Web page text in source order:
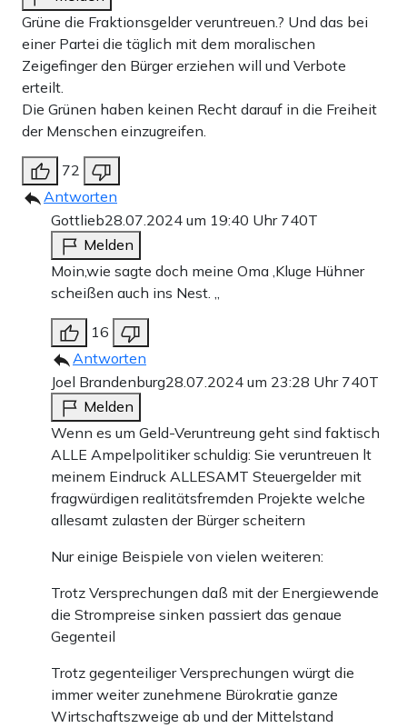
Grüne die Fraktionsgelder veruntreuen.? Und das bei
einer Partei die täglich mit dem moralischen
Zeigefinger den Bürger erziehen will und Verbote
erteilt.
Die Grünen haben keinen Recht darauf in die Freiheit
der Menschen einzugreifen.
72
Antworten
Gottlieb28.07.2024 um 19:40 Uhr 740T
Melden
Moin,wie sagte doch meine Oma ,Kluge Hühner
scheißen auch ins Nest. „
16
Antworten
Joel Brandenburg28.07.2024 um 23:28 Uhr 740T
Melden
Wenn es um Geld-Veruntreung geht sind faktisch
ALLE Ampelpolitiker schuldig: Sie veruntreuen lt
meinem Eindruck ALLESAMT Steuergelder mit
fragwürdigen realitätsfremden Projekte welche
allesamt zulasten der Bürger scheitern
Nur einige Beispiele von vielen weiteren:
Trotz Versprechungen daß mit der Energiewende
die Strompreise sinken passiert das genaue
Gegenteil
Trotz gegenteiliger Versprechungen würgt die
immer weiter zunehmene Bürokratie ganze
Wirtschaftszweige ab und der Mittelstand